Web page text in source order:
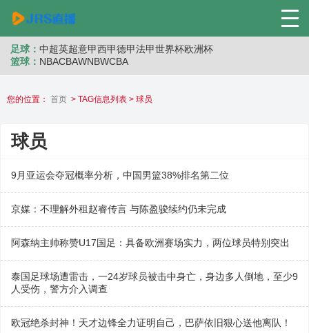
足球： 中超英超意甲西甲德甲法甲世界杯欧洲杯
篮球： NBACBAWNBWCBA
您的位置： 首页 > TAG信息列表 > 球员
球员
9月亚运会夺冠概率分析，中国男篮38%排名第二位
京媒：不理解外租赵睿传言 与陈盈骏续约仍未完成
阿森纳主帅称赞U17国足：具备欧洲赛场实力，两位球员特别突出
泰国足球场遭雷击，一24岁球员被击中身亡，身边多人倒地，至少9
人受伤，警方介入调查
欧冠绝杀封神！天才边锋全力证明自己，巴萨依旧狠心送他离队！